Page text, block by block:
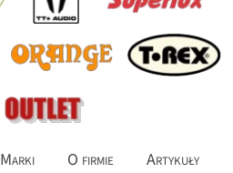
Marki O firmie
Artykuły